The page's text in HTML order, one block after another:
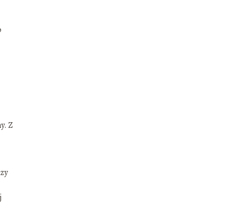
Z